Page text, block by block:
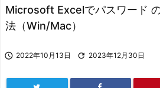
Microsoft Excelでパスワード
法（Win/Mac）
 2022年10月13日  2023年12月30日